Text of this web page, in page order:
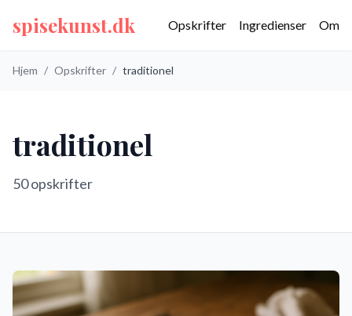
spisekunst.dk Opskrifter Ingredienser Om
Hjem / Opskrifter / traditionel
traditionel
50opskrifter